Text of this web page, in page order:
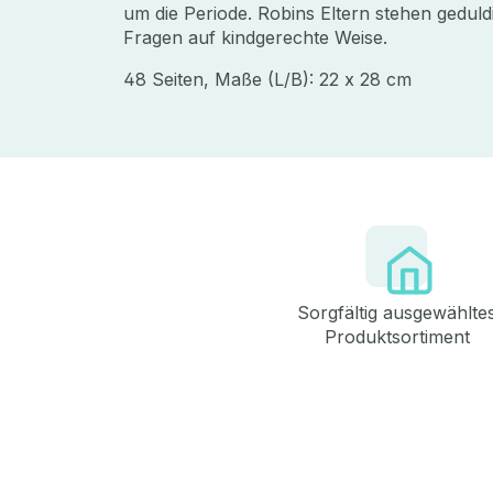
um die Periode. Robins Eltern stehen
Fragen auf kindgerechte Weise.
48 Seiten, Maße (L/B): 22 x 28 cm
Sorgfältig
Produktsortiment